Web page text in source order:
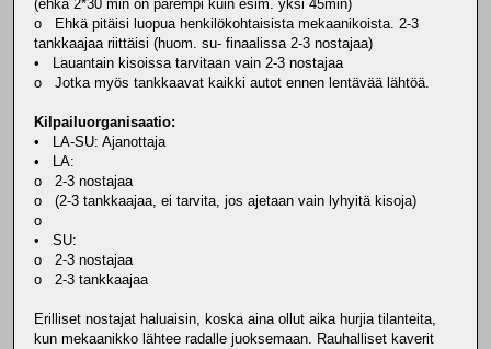
(ehkä 2*30 min on parempi kuin esim. yksi 45min)
o Ehkä pitäisi luopua henkilökohtaisista mekaanikoista. 2-3
tankkaajaa riittäisi (huom. su- finaalissa 2-3 nostajaa)
• Lauantain kisoissa tarvitaan vain 2-3 nostajaa
o Jotka myös tankkaavat kaikki autot ennen lentävää lähtöä.
Kilpailuorganisaatio:
• LA-SU: Ajanottaja
• LA:
o 2-3 nostajaa
o (2-3 tankkaajaa, ei tarvita, jos ajetaan vain lyhyitä kisoja)
o
• SU:
o 2-3 nostajaa
o 2-3 tankkaajaa
Erilliset nostajat haluaisin, koska aina ollut aika hurjia tilanteita,
kun mekaanikko lähtee radalle juoksemaan. Rauhalliset kaverit